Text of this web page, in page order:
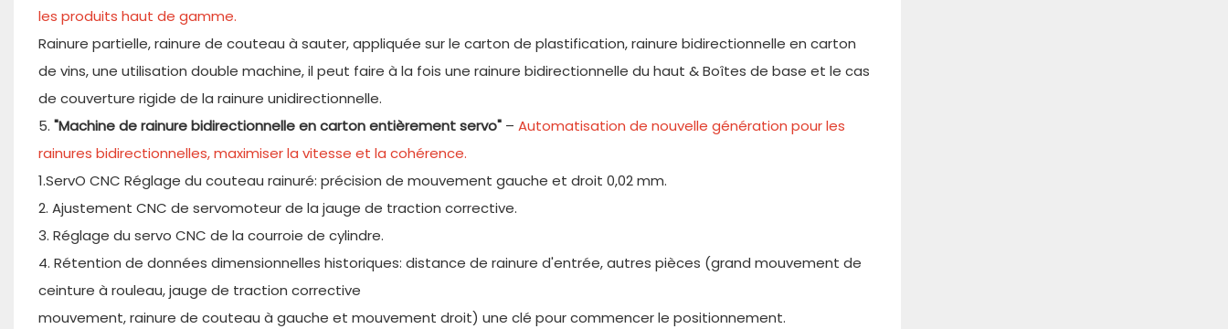
les produits haut de gamme.
Rainure partielle, rainure de couteau à sauter, appliquée sur le carton de plastification, rainure bidirectionnelle en carton
de vins, une utilisation double machine, il peut faire à la fois une rainure bidirectionnelle du haut & Boîtes de base et le cas
de couverture rigide de la rainure unidirectionnelle.
5. "Machine de rainure bidirectionnelle en carton entièrement servo" – Automatisation de nouvelle génération pour les
rainures bidirectionnelles, maximiser la vitesse et la cohérence.
1.ServO CNC Réglage du couteau rainuré: précision de mouvement gauche et droit 0,02 mm.
2. Ajustement CNC de servomoteur de la jauge de traction corrective.
3. Réglage du servo CNC de la courroie de cylindre.
4. Rétention de données dimensionnelles historiques: distance de rainure d'entrée, autres pièces (grand mouvement de
ceinture à rouleau, jauge de traction corrective
mouvement, rainure de couteau à gauche et mouvement droit) une clé pour commencer le positionnement.